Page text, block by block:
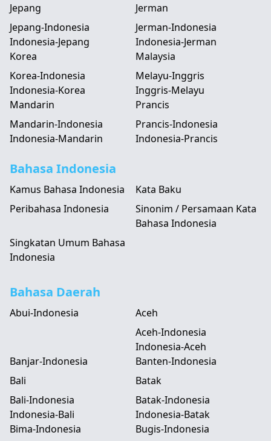
Jepang
Jepang-Indonesia
Indonesia-Jepang
Jerman
Jerman-Indonesia
Indonesia-Jerman
Korea
Korea-Indonesia
Indonesia-Korea
Malaysia
Melayu-Inggris
Inggris-Melayu
Mandarin
Mandarin-Indonesia
Indonesia-Mandarin
Prancis
Prancis-Indonesia
Indonesia-Prancis
Bahasa Indonesia
Kamus Bahasa Indonesia
Kata Baku
Peribahasa Indonesia
Sinonim / Persamaan Kata
Bahasa Indonesia
Singkatan Umum Bahasa
Indonesia
Bahasa Daerah
Abui-Indonesia
Aceh
Aceh-Indonesia
Indonesia-Aceh
Banjar-Indonesia
Banten-Indonesia
Bali
Bali-Indonesia
Indonesia-Bali
Batak
Batak-Indonesia
Indonesia-Batak
Bima-Indonesia
Bugis-Indonesia